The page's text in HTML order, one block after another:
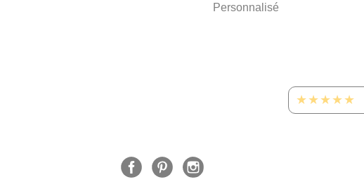
Personnalisé
★★★★★